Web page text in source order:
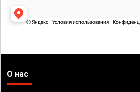
О нас